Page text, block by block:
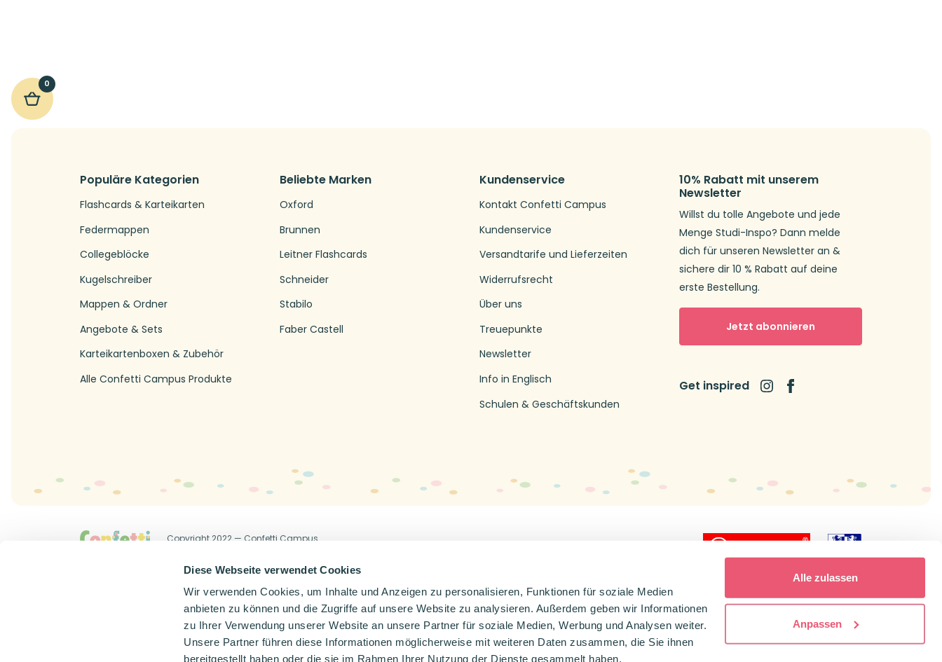
Diese Webseite verwendet Cookies
Wir verwenden Cookies, um Inhalte und Anzeigen zu personalisieren, Funktionen für soziale Medien
anbieten zu können und die Zugriffe auf unsere Website zu analysieren. Außerdem geben wir Informationen
zu Ihrer Verwendung unserer Website an unsere Partner für soziale Medien, Werbung und Analysen weiter.
Unsere Partner führen diese Informationen möglicherweise mit weiteren Daten zusammen, die Sie ihnen
bereitgestellt haben oder die sie im Rahmen Ihrer Nutzung der Dienste gesammelt haben.
Alle zulassen
Anpassen
0
Populäre Kategorien
Flashcards & Karteikarten
Federmappen
Collegeblöcke
Kugelschreiber
Mappen & Ordner
Angebote & Sets
Karteikartenboxen & Zubehör
Alle Confetti Campus Produkte
Beliebte Marken
Oxford
Brunnen
Leitner Flashcards
Schneider
Stabilo
Faber Castell
Kundenservice
Kontakt Confetti Campus
Kundenservice
Versandtarife und Lieferzeiten
Widerrufsrecht
Über uns
Treuepunkte
Newsletter
Info in Englisch
Schulen & Geschäftskunden
10% Rabatt mit unserem
Newsletter
Willst du tolle Angebote und jede
Menge Studi-Inspo? Dann melde
dich für unseren Newsletter an &
sichere dir 10 % Rabatt auf deine
erste Bestellung.
Jetzt abonnieren
Get inspired
Copyright 2022 — Confetti Campus